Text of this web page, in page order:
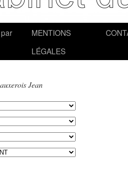
MENTIONS
LÉGALES
Jean